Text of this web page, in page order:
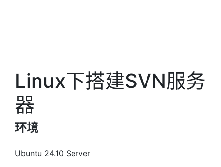
Linux下搭建SVN服务
器
环境
Ubuntu 24.10 Server